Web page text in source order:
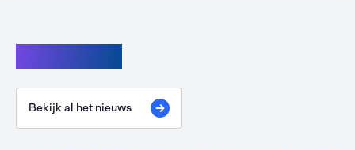
Bekijk al het nieuws